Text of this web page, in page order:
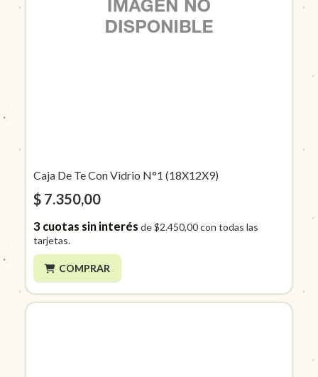
Caja De Te Con Vidrio N°1 (18X12X9)
$ 7.350,00
3cuotas sin interés de$2.450,00con todas las
tarjetas.
COMPRAR